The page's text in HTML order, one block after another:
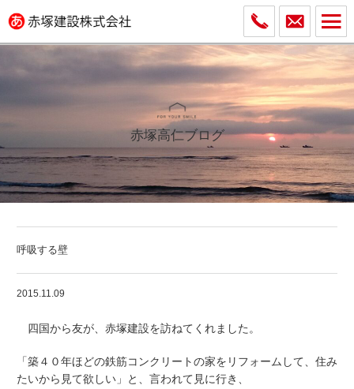
赤塚高仁ブログ
呼吸する壁
2015.11.09
四国から友が、赤塚建設を訪ねてくれました。
「築４０年ほどの鉄筋コンクリートの家をリフォームして、住み
たいから見て欲しい」と、言われて見に行き、